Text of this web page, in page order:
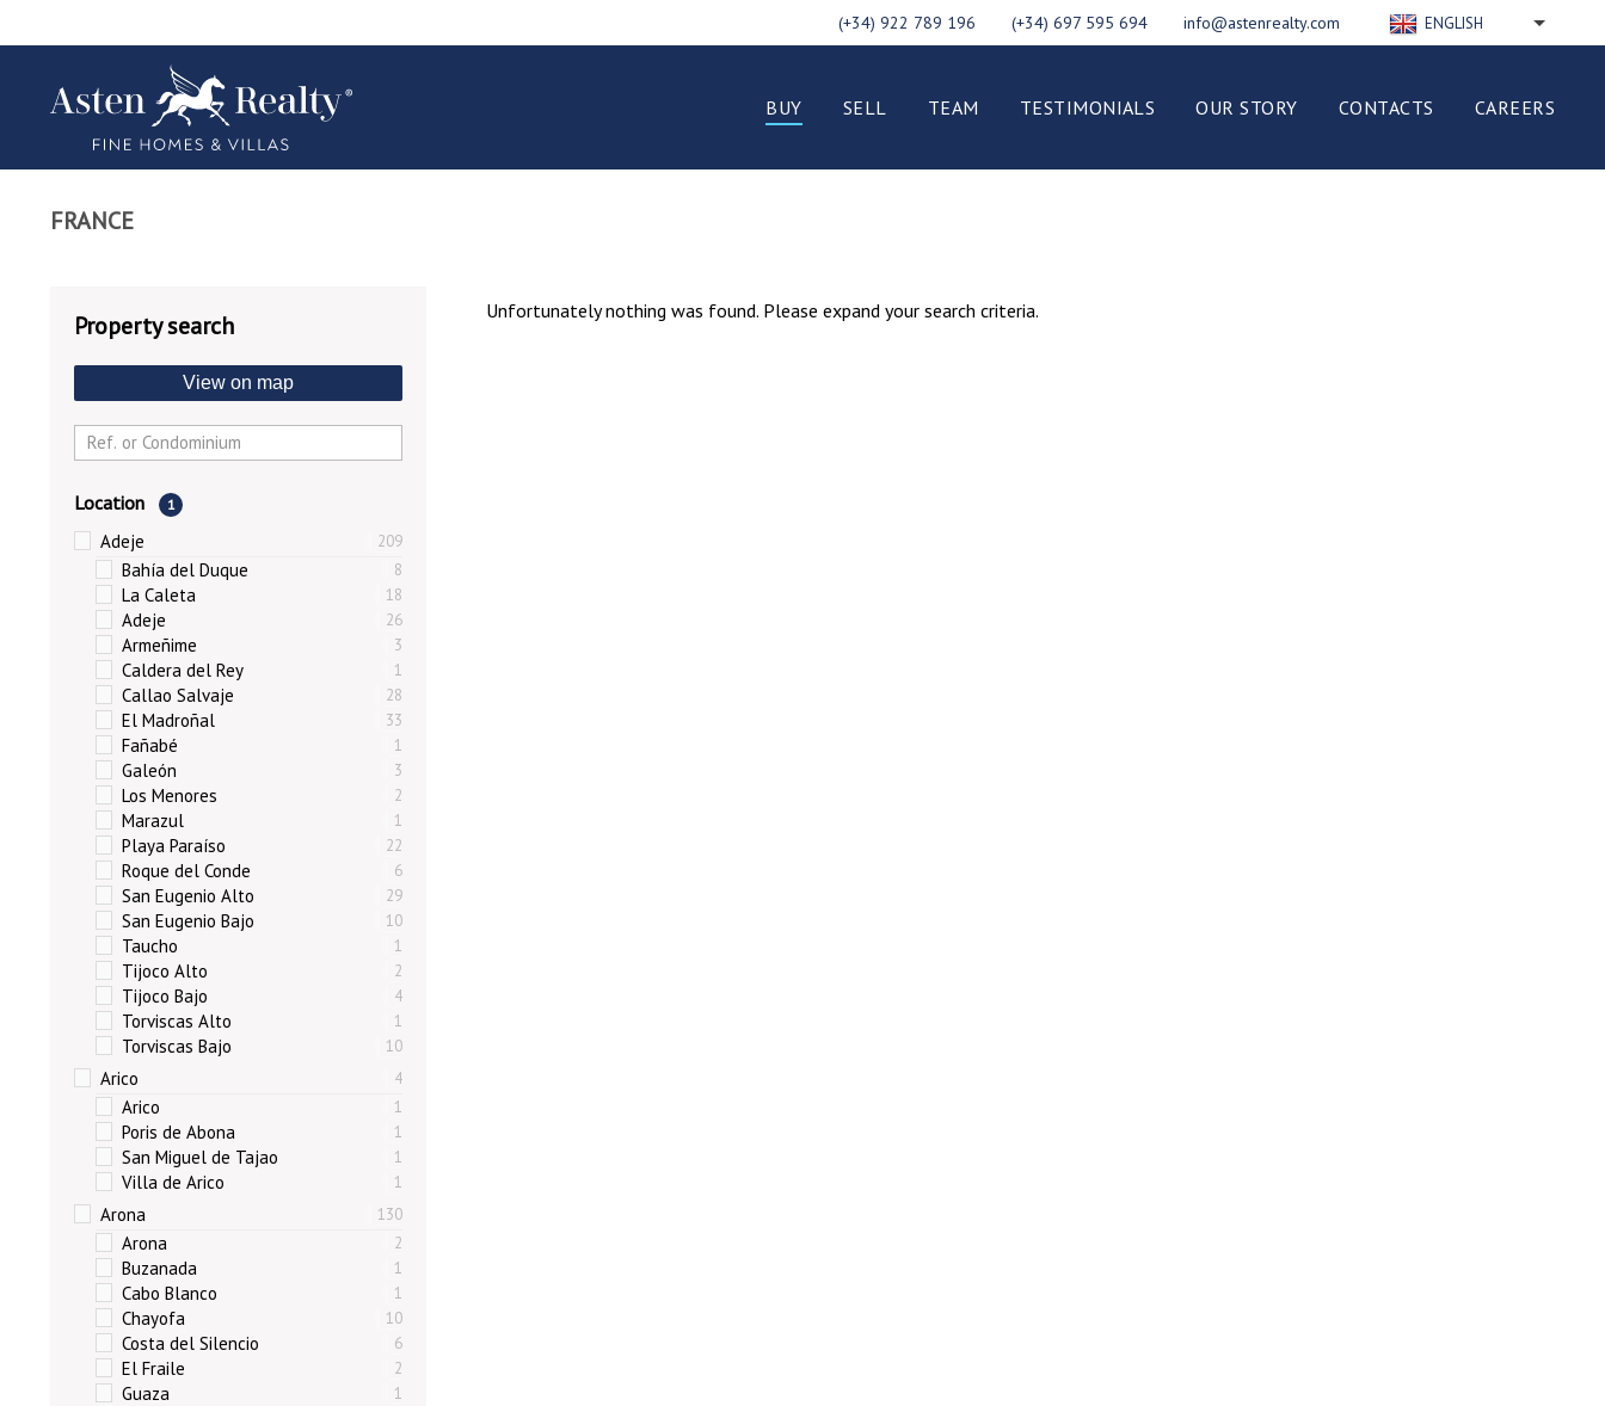
ENGLISH
ESPAÑOL
(+34) 922 789 196 (+34) 697 595 694 info@astenrealty.com
BUY SELL TEAM TESTIMONIALS OUR STORY CONTACTS CAREERS
FRANCE
Property search
View on map
Location 1
Adeje 209
Bahía del Duque 8
La Caleta 18
Adeje 26
Armeñime 3
Caldera del Rey 1
Callao Salvaje 28
El Madroñal 33
Fañabé 1
Galeón 3
Los Menores 2
Marazul 1
Playa Paraíso 22
Roque del Conde 6
San Eugenio Alto 29
San Eugenio Bajo 10
Taucho 1
Tijoco Alto 2
Tijoco Bajo 4
Torviscas Alto 1
Torviscas Bajo 10
Arico 4
Arico 1
Poris de Abona 1
San Miguel de Tajao 1
Villa de Arico 1
Arona 130
Arona 2
Buzanada 1
Cabo Blanco 1
Chayofa 10
Costa del Silencio 6
El Fraile 2
Guaza 1
Unfortunately nothing was found. Please expand your search criteria.